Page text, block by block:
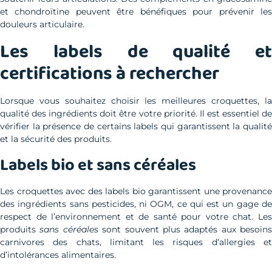
et chondroïtine peuvent être bénéfiques pour prévenir les
douleurs articulaire.
Les labels de qualité et
certifications à rechercher
Lorsque vous souhaitez choisir les meilleures croquettes, la
qualité des ingrédients doit être votre priorité. Il est essentiel de
vérifier la présence de certains labels qui garantissent la qualité
et la sécurité des produits.
Labels bio et sans céréales
Les croquettes avec des labels bio garantissent une provenance
des ingrédients sans pesticides, ni OGM, ce qui est un gage de
respect de l’environnement et de santé pour votre chat. Les
produitssans céréalessont souvent plus adaptés aux besoins
carnivores des chats, limitant les risques d’allergies et
d’intolérances alimentaires.